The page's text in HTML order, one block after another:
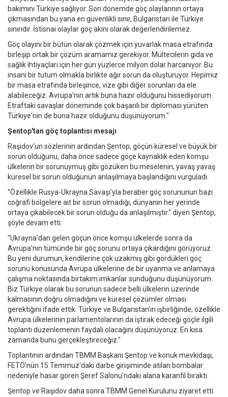
bakımını Türkiye sağlıyor. Son dönemde göç olaylarının ortaya
çıkmasından bu yana en güvenlikli sınır, Bulgaristan ile Türkiye
sınırıdır. İstisnai olaylar göç akını olarak değerlendirilemez.
Göç olayını bir bütün olarak çözmek için yuvarlak masa etrafında
birleşip ortak bir çözüm aramamız gerekiyor. Mültecilerin gıda ve
sağlık ihtiyaçları için her gün yüzlerce milyon dolar harcanıyor. Bu
insani bir tutum olmakla birlikte ağır sorun da oluşturuyor. Hepimiz
bir masa etrafında birleşince, vize gibi diğer sorunları da ele
alabileceğiz. Avrupa'nın artık buna hazır olduğunu hissediyorum.
Etraftaki savaşlar döneminde çok başarılı bir diploması yürüten
Türkiye'nin de buna hazır olduğunu düşünüyorum."
Şentop'tan göç toplantısı mesajı
Raşidov'un sözlerinin ardından Şentop, göçün küresel ve büyük bir
sorun olduğunu, daha önce sadece göçe kaynaklık eden komşu
ülkelerin bir sorunuymuş gibi gözüken bu meselenin, yavaş yavaş
küresel bir sorun olduğunun anlaşılmaya başlandığını vurguladı.
"Özellikle Rusya-Ukrayna Savaşı'yla beraber göç sorununun bazı
coğrafi bölgelere ait bir sorun olmadığı, dünyanın her yerinde
ortaya çıkabilecek bir sorun olduğu da anlaşılmıştır." diyen Şentop,
şöyle devam etti:
"Ukrayna'dan gelen göçün önce komşu ülkelerde sonra da
Avrupa'nın tümünde bir göç sorunu ortaya çıkardığını görüyoruz.
Bu yeni durumun, kendilerine çok uzakmış gibi gördükleri göç
sorunu konusunda Avrupa ülkelerine de bir uyanma ve anlamaya
çalışma noktasında birtakım imkanlar sunduğunu düşünüyorum.
Biz Türkiye olarak bu sorunun sadece belli ülkelerin üzerinde
kalmasının doğru olmadığını ve küresel çözümler olması
gerektiğini ifade ettik. Türkiye ve Bulgaristan'ın işbirliğinde, özellikle
Avrupa ülkelerinin parlamentolarının da iştirak edeceği göçle ilgili
toplantı düzenlemenin faydalı olacağını düşünüyoruz. En kısa
zamanda bunu gerçekleştireceğiz."
Toplantının ardından TBMM Başkanı Şentop ve konuk mevkidaşı,
FETÖ'nün 15 Temmuz'daki darbe girişiminde atılan bombalar
nedeniyle hasar gören Şeref Salonu'ndaki alana karanfil bıraktı.
Şentop ve Raşidov daha sonra TBMM Genel Kurulunu ziyaret etti.